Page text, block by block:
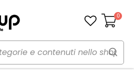
Carrello
0